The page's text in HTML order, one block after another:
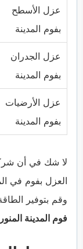
عزل الأسطح
بفوم المدينة
عزل الجدران
بفوم المدينة
عزل الأرضيات
بفوم المدينة
لا شك في أن
العزل بفوم في
وقم بتوفير
فوم المدينة